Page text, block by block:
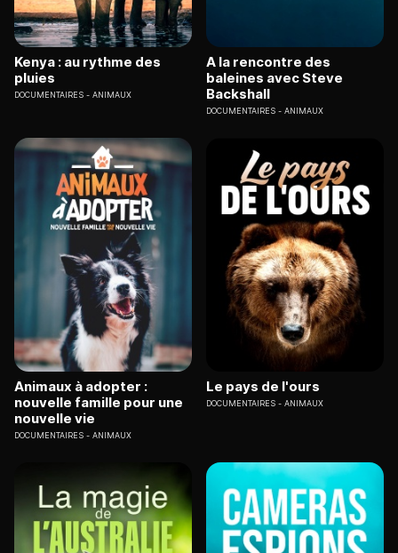
Kenya : au rythme des
pluies
DOCUMENTAIRES ANIMAUX
A la rencontre des
baleines avec Steve
Backshall
DOCUMENTAIRES ANIMAUX
Animaux à adopter :
nouvelle famille pour une
nouvelle vie
DOCUMENTAIRES ANIMAUX
Le pays de l'ours
DOCUMENTAIRES ANIMAUX